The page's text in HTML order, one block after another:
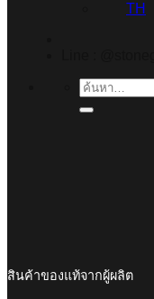
TH
ค้นหา:
สินค้าของแท้จากผู้ผลิต